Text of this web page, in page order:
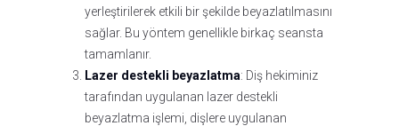
yerleştirilerek etkili bir şekilde beyazlatılmasını
sağlar. Bu yöntem genellikle birkaç seansta
tamamlanır.
Lazer destekli beyazlatma: Diş hekiminiz
tarafından uygulanan lazer destekli
beyazlatma işlemi, dişlere uygulanan